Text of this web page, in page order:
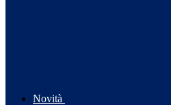
Novità